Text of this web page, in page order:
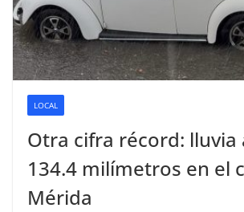
LOCAL
Otra cifra récord: lluvia
134.4 milímetros en el
Mérida